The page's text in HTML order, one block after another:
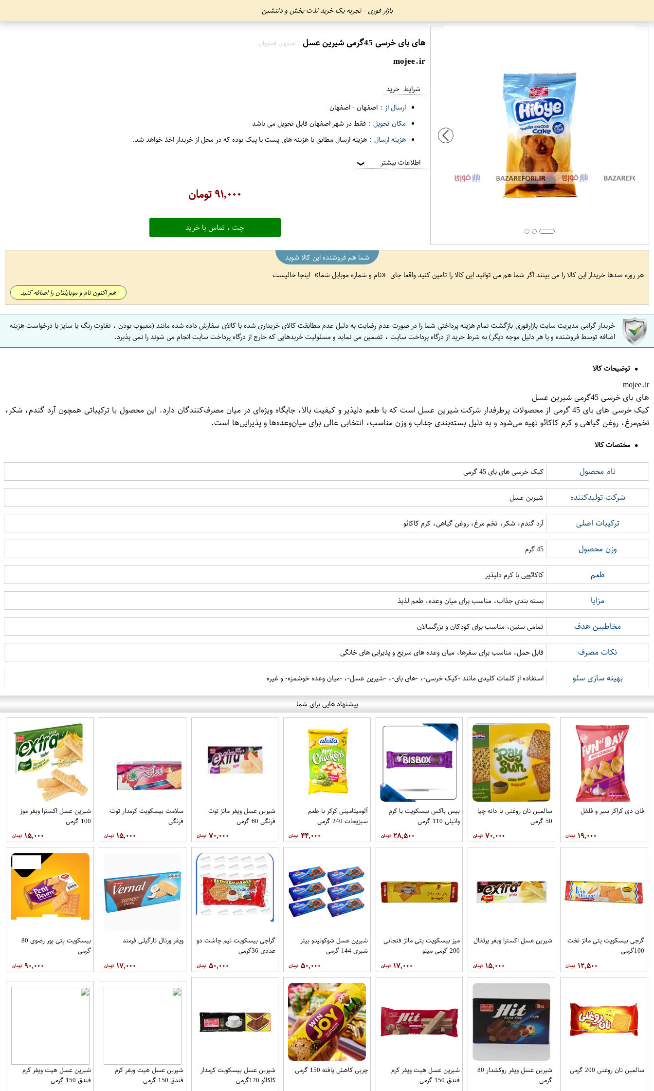
بازار فوری - تجربه یک خرید لذت بخش و دلنشین
های بای خرسی 45گرمی شیرین عسل اصفهان اصفهان
mojee.ir
شرایط خرید
ارسال از : اصفهان-اصفهان
مکان تحویل : فقط در شهر اصفهان قابل تحویل می باشد
هزینه ارسال : هزینه ارسال مطابق با هزینه های پست یا پیک بوده که در محل از خریدار اخذ خواهد شد.
اطلاعات بیشتر ❯
۹۱,۰۰۰تومان
چت ، تماس یا خرید
شما هم فروشنده این کالا شوید
هر روزه صدها خریدار این کالا را می بینند اگر شما هم می توانید این کالا را تامین کنید واقعا جای
نام و شماره موبایل شما اینجا خالیست
هم اکنون نام و موبایلتان را اضافه کنید
خریدار گرامی مدیریت سایت بازارفوری بازگشت تمام هزینه پرداختی شما را در صورت عدم رضایت به دلیل عدم مطابقت کالای خریداری شده با کالای سفارش داده شده مانند (معیوب بودن ، تفاوت رنگ یا سایز یا درخواست هزینه
اضافه توسط فروشنده و یا هر دلیل موجه دیگر) به شرط خرید از درگاه پرداخت سایت ، تضمین می نماید و مسئولیت خریدهایی که خارج از درگاه پرداخت سایت انجام می شوند را نمی پذیرد.
توضیحات کالا
mojee.ir
های بای خرسی 45گرمی شیرین عسل
کیک خرسی های بای 45 گرمی از محصولات پرطرفدار شرکت شیرین عسل است که با طعم دلپذیر و کیفیت بالا، جایگاه ویژه‌ای در میان مصرف‌کنندگان دارد. این محصول با ترکیباتی همچون آرد گندم، شکر،
تخم‌مرغ، روغن گیاهی و کرم کاکائو تهیه می‌شود و به دلیل بسته‌بندی جذاب و وزن مناسب، انتخابی عالی برای میان‌وعده‌ها و پذیرایی‌ها است.
مختصات کالا
نام محصول کیک خرسی های بای 45 گرمی
شرکت تولیدکننده شیرین عسل
ترکیبات اصلی آرد گندم، شکر، تخم مرغ، روغن گیاهی، کرم کاکائو
وزن محصول 45 گرم
طعم کاکائویی با کرم دلپذیر
مزایا بسته بندی جذاب، مناسب برای میان وعده، طعم لذیذ
مخاطبین هدف تمامی سنین، مناسب برای کودکان و بزرگسالان
نکات مصرف قابل حمل، مناسب برای سفرها، میان وعده های سریع و پذیرایی های خانگی
بهینه سازی سئو استفاده از کلمات کلیدی مانند -کیک خرسی-، -های بای-، -شیرین عسل-، -میان وعده خوشمزه- و غیره
پیشنهاد هایی برای شما
فان دی کراکر سیر و فلفل
۱۹,۰۰۰
سالمین نان روغنی با دانه چیا
50 گرمی
۷۰,۰۰۰
بیس باکس بیسکویت با کرم
وانیلی 110 گرمی
۲۸,۵۰۰
آلومیتامینی کرکر با طعم
سبزیجات 240 گرمی
۴۴,۰۰۰
شیرین عسل ویفر مانژ توت
فرنگی 60 گرمی
۷۰,۰۰۰
سلامت بیسکویت کرمدار توت
فرنگی
۱۵,۰۰۰
شیرین عسل اکسترا ویفر موز
100 گرمی
۱۵,۰۰۰
گرجی بیسکویت پتی مانژ تخت
100گرمی
۱۲,۵۰۰
شیرین عسل اکسترا ویفر پرتقال
۱۵,۰۰۰
میز بیسکویت پتی مانژ فنجانی
200 گرمی مینو
۱۷,۰۰۰
شیرین عسل شوکوتیدو بیتر
شیری 144 گرمی
۵۰,۰۰۰
گراجی بیسکویت نیم چاشت دو
عددی 36گرمی
۵۰,۰۰۰
ویفر ورنال نارگیلی فرمند
۱۷,۰۰۰
بیسکویت پتی پور رضوی 80
گرمی
۹۰,۰۰۰
سالمین نان روغنی 200 گرمی
شیرین عسل ویفر روکشدار 80
گرمی
شیرین عسل هیت ویفر کرم
فندق 150 گرمی
چربی کاهش یافته 150 گرمی
شیرین عسل بیسکویت کرمدار
کاکائو 120گرمی
شیرین عسل هیت ویفر کرم
فندق 150 گرمی
شیرین عسل هیت ویفر کرم
فندق 150 گرمی